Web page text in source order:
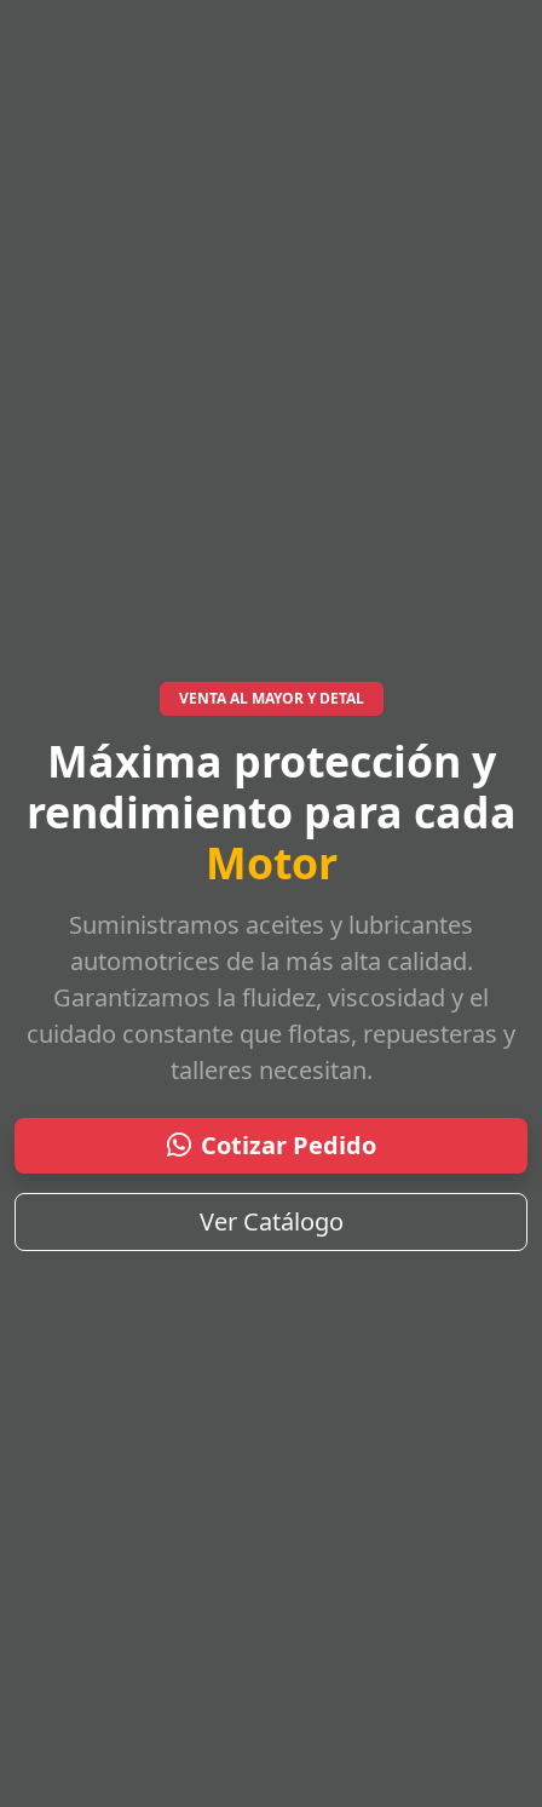
VENTA AL MAYOR Y DETAL
Máxima protección y
rendimiento para cada
Motor
Suministramos aceites y lubricantes
automotrices de la más alta calidad.
Garantizamos la fluidez, viscosidad y el
cuidado constante que flotas, repuesteras y
talleres necesitan.
Cotizar Pedido
Ver Catálogo